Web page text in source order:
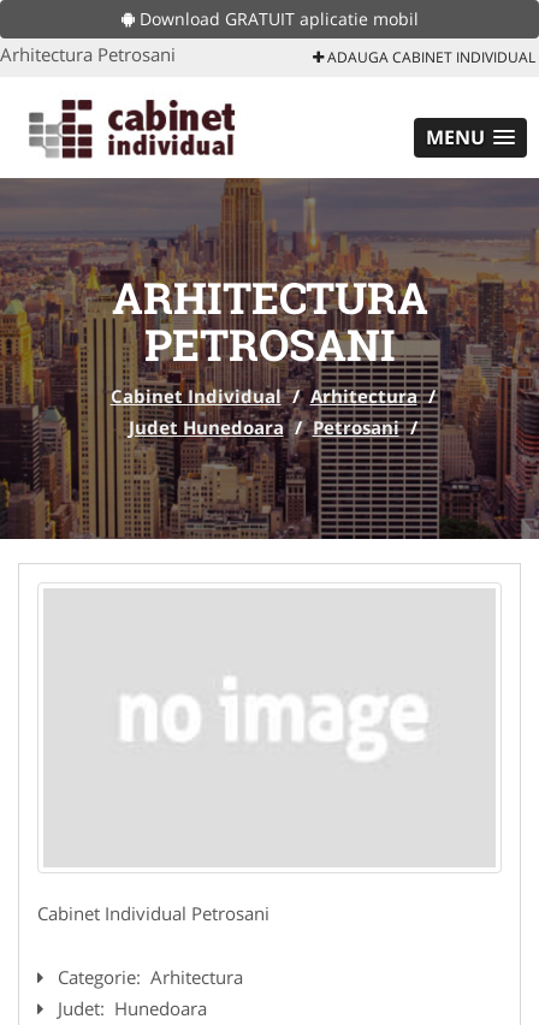
Download GRATUIT aplicatie mobil
Arhitectura Petrosani ADAUGA CABINET INDIVIDUAL
MENU
ARHITECTURA
PETROSANI
Cabinet Individual / Arhitectura /
Judet Hunedoara / Petrosani /
Cabinet Individual Petrosani
Categorie: Arhitectura
Judet: Hunedoara